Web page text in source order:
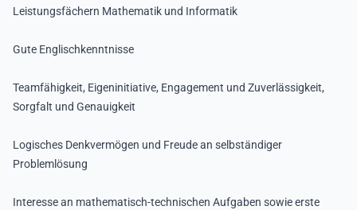
Leistungsfächern Mathematik und Informatik
Gute Englischkenntnisse
Teamfähigkeit, Eigeninitiative, Engagement und Zuverlässigkeit,
Sorgfalt und Genauigkeit
Logisches Denkvermögen und Freude an selbständiger
Problemlösung
Interesse an mathematisch-technischen Aufgaben sowie erste